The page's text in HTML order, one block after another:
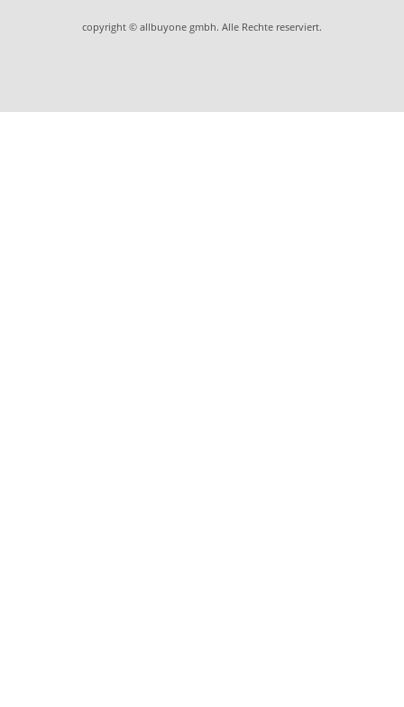
copyright © allbuyone gmbh. Alle Rechte reserviert.